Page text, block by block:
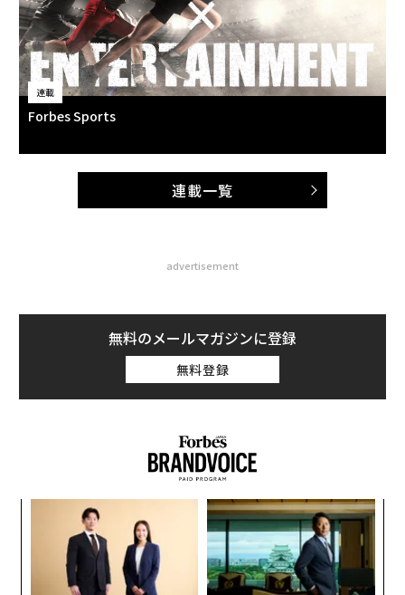
連載
Forbes Sports
連載一覧
advertisement
無料のメールマガジンに登録
無料登録